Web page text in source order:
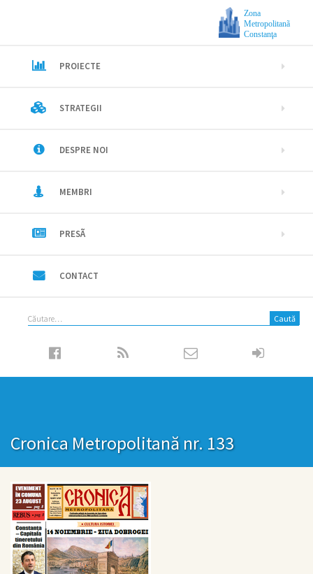
Zona
Metropolitanã
Constanţa
PROIECTE
STRATEGII
DESPRE NOI
MEMBRI
PRESÃ
CONTACT
Caută
Cronica Metropolitană nr. 133